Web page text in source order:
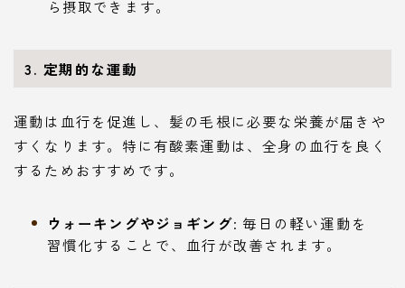
ら摂取できます。
3. 定期的な運動
運動は血行を促進し、髪の毛根に必要な栄養が届きや
すくなります。特に有酸素運動は、全身の血行を良く
するためおすすめです。
ウォーキングやジョギング: 毎日の軽い運動を
習慣化することで、血行が改善されます。